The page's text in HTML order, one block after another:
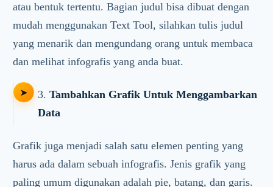
atau bentuk tertentu. Bagian judul bisa dibuat dengan
mudah menggunakan Text Tool, silahkan tulis judul
yang menarik dan mengundang orang untuk membaca
dan melihat infografis yang anda buat.
3. Tambahkan Grafik Untuk Menggambarkan
Data
Grafik juga menjadi salah satu elemen penting yang
harus ada dalam sebuah infografis. Jenis grafik yang
paling umum digunakan adalah pie, batang, dan garis.